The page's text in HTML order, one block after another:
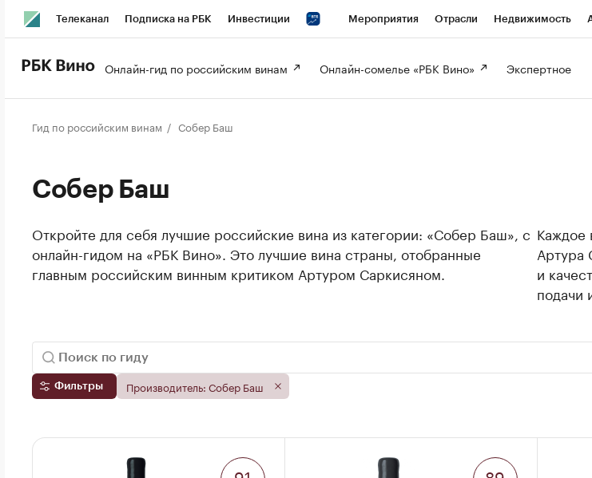
Телеканал Подписка на РБК Инвестиции Мероприятия Отрасли Недвижимость
РБК Вино
Онлайн-гид по российским винам Онлайн-сомелье «РБК Вино» Экспертное
Гид по российским винам Собер Баш
Собер Баш
Откройте для себя лучшие российские вина из категории: «Собер Баш», с
онлайн-гидом на «РБК Вино». Это лучшие вина страны, отобранные
главным российским винным критиком Артуром Саркисяном.
Каждое
Артура
и
подачи
Фильтры Производитель: Собер Баш